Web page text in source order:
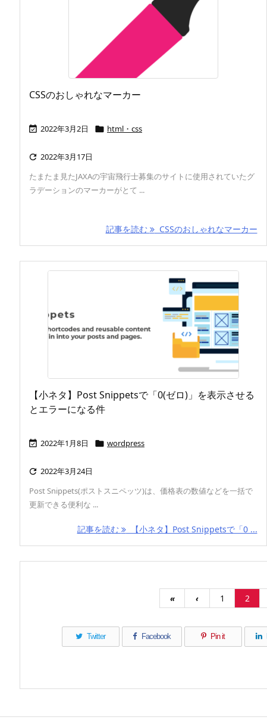
CSSのおしゃれなマーカー
 2022年3月2日  html・css
 2022年3月17日
たまたま見たJAXAの宇宙飛行士募集のサイトに使用されていたグ
ラデーションのマーカーがとて ...
記事を読む CSSのおしゃれなマーカー
【小ネタ】Post Snippetsで「0(ゼロ)」を表示させる
とエラーになる件
 2022年1月8日  wordpress
 2022年3月24日
Post Snippets(ポストスニペッツ)は、価格表の数値などを一括で
更新できる便利な ...
記事を読む 【小ネタ】Post Snippetsで「0 ...
« ‹ 1 2
Twitter Facebook Pin it